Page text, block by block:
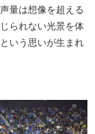
量は想像を超える
られない光景を体
いう思いが生まれ